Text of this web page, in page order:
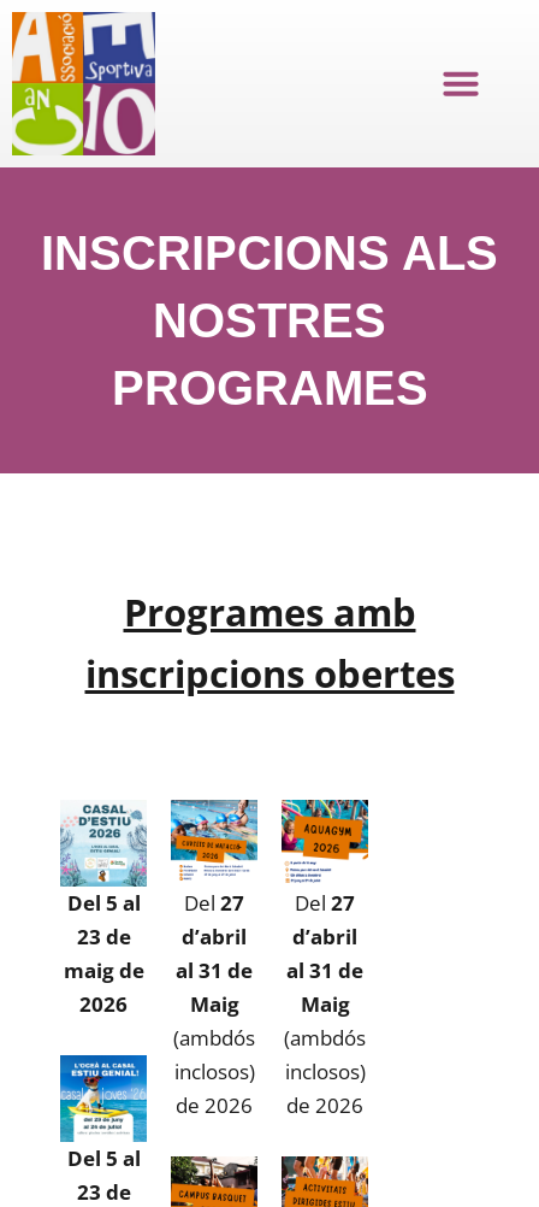
al
contenido
INSCRIPCIONS ALS
NOSTRES
PROGRAMES
Programes amb
inscripcions obertes
Del 5 al
23 de
maig de
2026
Del 5 al
23 de
Del 27
d’abril
al 31 de
Maig
(ambdós
inclosos)
de 2026
Del 27
d’abril
al 31 de
Maig
(ambdós
inclosos)
de 2026